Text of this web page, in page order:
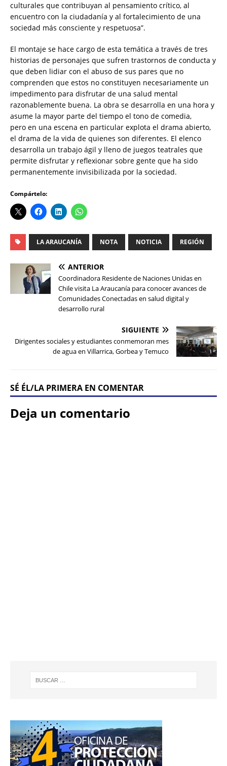
culturales que contribuyan al pensamiento crítico, al
encuentro con la ciudadanía y al fortalecimiento de una
sociedad más consciente y respetuosa”.
El montaje se hace cargo de esta temática a través de tres
historias de personajes que sufren trastornos de conducta y
que deben lidiar con el abuso de sus pares que no
comprenden que estos no constituyen necesariamente un
impedimento para disfrutar de una salud mental
razonablemente buena. La obra se desarrolla en una hora y
asume la mayor parte del tiempo el tono de comedia,
pero en una escena en particular explota el drama abierto,
el drama de la vida de quienes son diferentes. El elenco
desarrolla un trabajo ágil y lleno de juegos teatrales que
permite disfrutar y reflexionar sobre gente que ha sido
permanentemente invisibilizada por la sociedad.
Compártelo:
LA ARAUCANÍA NOTA NOTICIA REGIÓN
ANTERIOR
Coordinadora Residente de Naciones Unidas en
Chile visita La Araucanía para conocer avances de
Comunidades Conectadas en salud digital y
desarrollo rural
SIGUIENTE
Dirigentes sociales y estudiantes conmemoran mes
de agua en Villarrica, Gorbea y Temuco
SÉ ÉL/LA PRIMERA EN COMENTAR
Deja un comentario